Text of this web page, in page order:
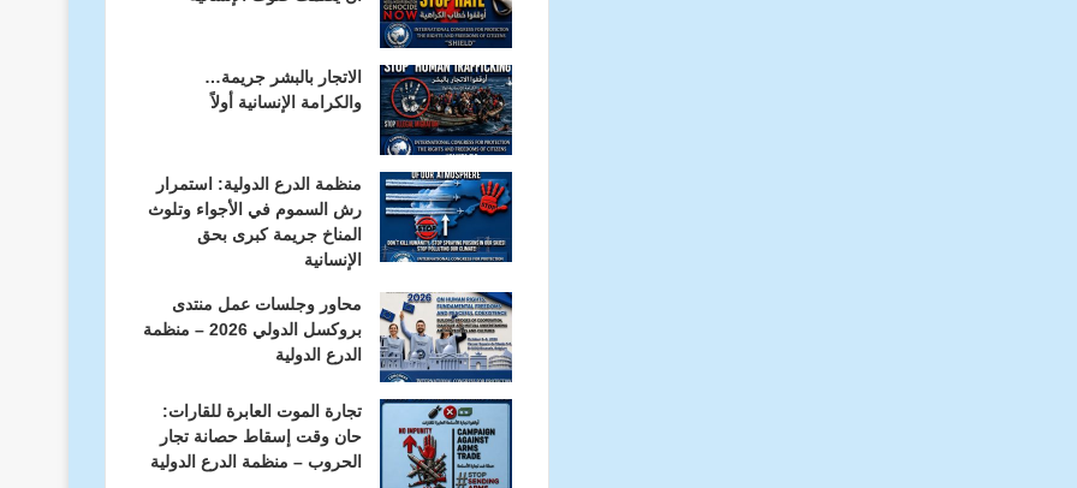
الاتجار بالبشر جريمة…
والكرامة الإنسانية أولاً
منظمة الدرع الدولية: استمرار
رش السموم في الأجواء وتلوث
المناخ جريمة كبرى بحق
الإنسانية
محاور وجلسات عمل منتدى
بروكسل الدولي 2026 – منظمة
الدرع الدولية
تجارة الموت العابرة للقارات:
حان وقت إسقاط حصانة تجار
الحروب – منظمة الدرع الدولية